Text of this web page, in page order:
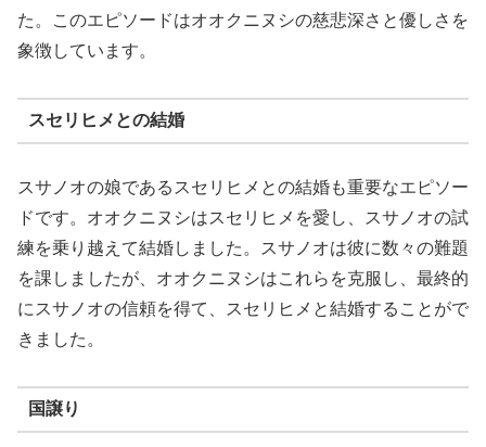
た。このエピソードはオオクニヌシの慈悲深さと優しさを
象徴しています。
スセリヒメとの結婚
スサノオの娘であるスセリヒメとの結婚も重要なエピソー
ドです。オオクニヌシはスセリヒメを愛し、スサノオの試
練を乗り越えて結婚しました。スサノオは彼に数々の難題
を課しましたが、オオクニヌシはこれらを克服し、最終的
にスサノオの信頼を得て、スセリヒメと結婚することがで
きました。
国譲り